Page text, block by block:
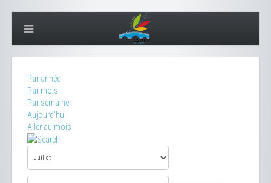
Par année
Par mois
Par semaine
Aujourd'hui
Aller au mois